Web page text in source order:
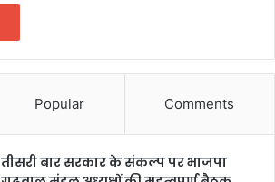
Popular Comments
तीसरी बार सरकार के संकल्प पर भाजपा